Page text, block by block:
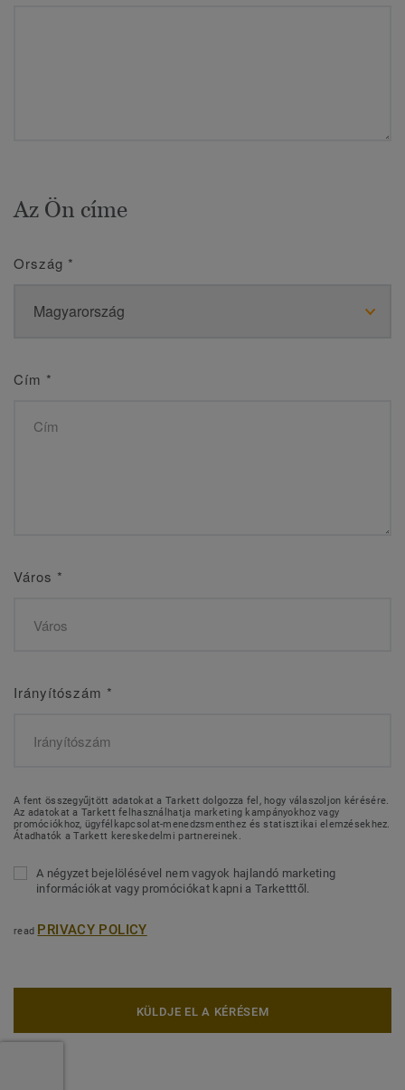
Az Ön címe
Ország *
Cím *
Város *
Irányítószám *
A fent összegyűjtött adatokat a Tarkett dolgozza fel, hogy válaszoljon kérésére.
Az adatokat a Tarkett felhasználhatja marketing kampányokhoz vagy
promóciókhoz, ügyfélkapcsolat-menedzsmenthez és statisztikai elemzésekhez.
Átadhatók a Tarkett kereskedelmi partnereinek.
A négyzet bejelölésével nem vagyok hajlandó marketing
információkat vagy promóciókat kapni a Tarketttől.
read PRIVACY POLICY
KÜLDJE EL A KÉRÉSEM